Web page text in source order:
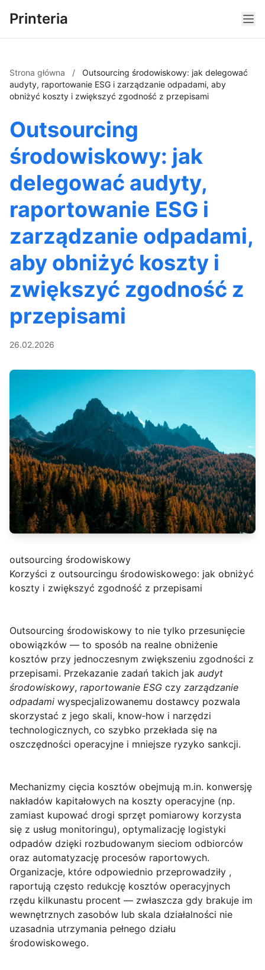
Printeria
Strona główna /
Outsourcing środowiskowy: jak delegować
audyty, raportowanie ESG i zarządzanie odpadami, aby
obniżyć koszty i zwiększyć zgodność z przepisami
Outsourcing
środowiskowy: jak
delegować audyty,
raportowanie ESG i
zarządzanie odpadami,
aby obniżyć koszty i
zwiększyć zgodność z
przepisami
26.02.2026
outsourcing środowiskowy
Korzyści z outsourcingu środowiskowego: jak obniżyć
koszty i zwiększyć zgodność z przepisami
Outsourcing środowiskowy to nie tylko przesunięcie
obowiązków — to sposób na realne obniżenie
kosztów przy jednoczesnym zwiększeniu zgodności z
przepisami. Przekazanie zadań takich jak audyt
środowiskowy, raportowanie ESG czy zarządzanie
odpadami wyspecjalizowanemu dostawcy pozwala
skorzystać z jego skali, know‑how i narzędzi
technologicznych, co szybko przekłada się na
oszczędności operacyjne i mniejsze ryzyko sankcji.
Mechanizmy cięcia kosztów obejmują m.in. konwersję
nakładów kapitałowych na koszty operacyjne (np.
zamiast kupować drogi sprzęt pomiarowy korzysta
się z usług monitoringu), optymalizację logistyki
odpadów dzięki rozbudowanym sieciom odbiorców
oraz automatyzację procesów raportowych.
Organizacje, które odpowiednio przeprowadziły ,
raportują często redukcję kosztów operacyjnych
rzędu kilkunastu procent — zwłaszcza gdy brakuje im
wewnętrznych zasobów lub skala działalności nie
uzasadnia utrzymania pełnego działu
środowiskowego.